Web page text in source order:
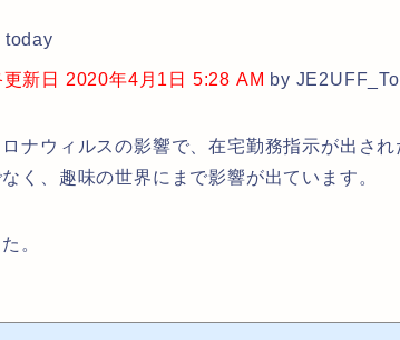
today
新日 2020年4月1日 5:28 AM by
ナウィルスの影響で、在宅勤務指示が出さ
く、趣味の世界にまで影響が出ています。
。